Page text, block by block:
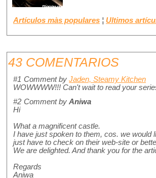
Artículos màs populares ¦ Ultimos
43 COMENTARIOS
#1 Comment by Jaden, Steamy Kitchen
WOWWWW!!! Can't wait to read your
#2 Comment by Aniwa
Hi
What a magnificent castle.
I have just spoken to them, cos. we would
just have to check on their web-site or
We are delighted. And thank you for the
Regards
Aniwa